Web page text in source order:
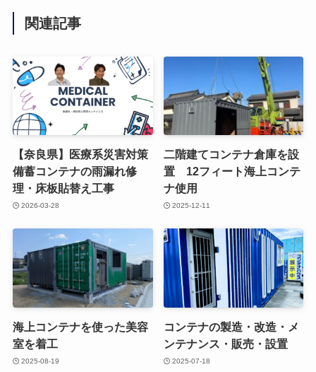
関連記事
【奈良県】医療系災害対策
備蓄コンテナの雨漏れ修
理・床板貼替え工事
2026-03-28
二階建てコンテナ倉庫を設
置 12フィート海上コンテ
ナ使用
2025-12-11
海上コンテナを使った美容
室を着工
2025-08-19
コンテナの製造・改造・メ
ンテナンス・販売・設置
2025-07-18